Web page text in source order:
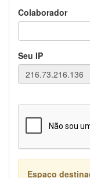
Colaborador
Seu IP
Espaço